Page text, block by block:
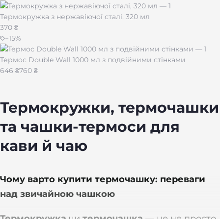
Термокружка з нержавіючої сталі, 320 мл
370 ₴
−15%
Термос Double Wall 1000 мл з подвійними стінками
646 ₴760 ₴
Термокружки, термочашки
та чашки-термоси для
кави й чаю
Чому варто купити термочашку: переваги
над звичайною чашкою